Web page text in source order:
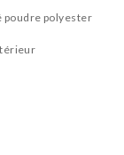
polyester